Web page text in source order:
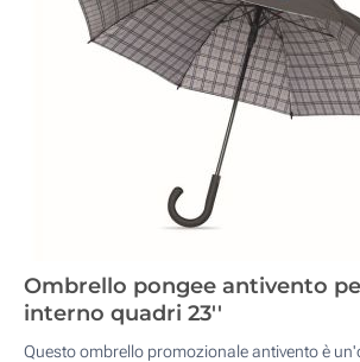
Ombrello pongee antivento
interno quadri 23''
Questo ombrello promozionale antivento è